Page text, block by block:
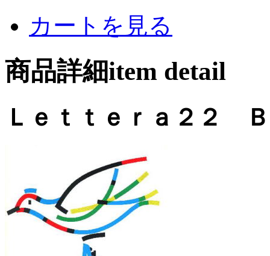
カートを見る
商品詳細item detail
Ｌｅｔｔｅｒａ２２